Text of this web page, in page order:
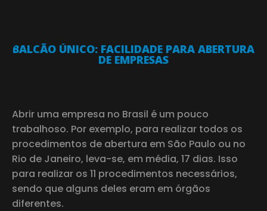
BALCÃO ÚNICO: FACILIDADE PARA ABERTURA
DE EMPRESAS
Abrir uma empresa no Brasil é um pouco
trabalhoso. Por exemplo, para realizar todos os
procedimentos de abertura em São Paulo ou no
Rio de Janeiro, leva-se, em média, 17 dias. Isso
para realizar os 11 procedimentos necessários,
sendo que alguns deles eram em órgãos
diferentes.